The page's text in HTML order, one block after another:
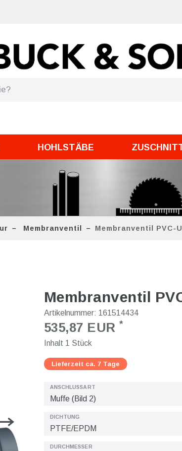
HOHLSTÄBE
Membranventil Membranventil PVC-
Membranventil
Artikelnummer: 161514434
535,87 EUR *
Inhalt 1 Stück
Lieferzeit ca. 7 Tage
ANSCHLUSSART
DICHTUNG
DURCHMESSER